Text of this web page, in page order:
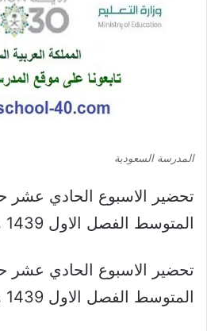
المدرسة السعودية
تحضير الاسبوع الحادي عشر
المتوسط الفصل الاول 1439 هـ
تحضير الاسبوع الحادي عشر
المتوسط الفصل الاول 1439 هـ